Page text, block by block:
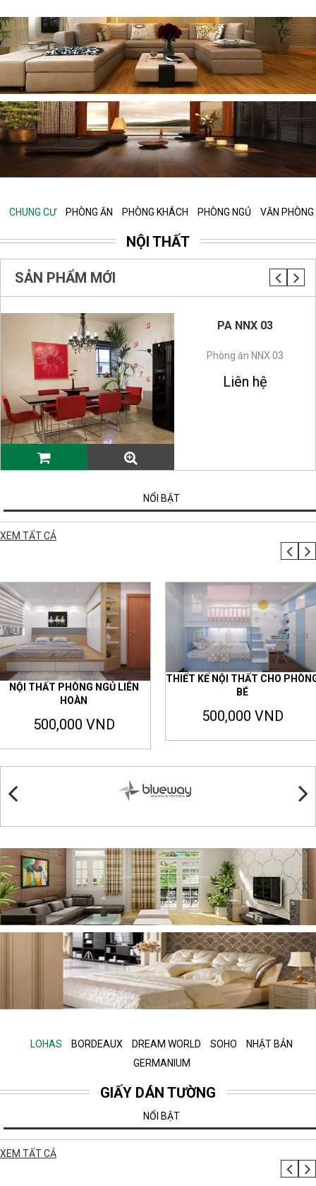
CHUNG CƯ PHÒNG ĂN PHÒNG KHÁCH PHÒNG NGỦ VĂN PHÒNG
NỘI THẤT
SẢN PHẨM MỚI
PA NNX 03
Phòng ăn NNX 03
Liên hệ
NỔI BẬT
XEM TẤT CẢ
NỘI THẤT PHÒNG NGỦ LIÊN
HOÀN
500,000 VND
THIẾT KẾ NỘI THẤT CHO
BÉ
500,000 VND
LOHAS BORDEAUX DREAM WORLD SOHO
NHẬT BẢN
GERMANIUM
GIẤY DÁN TƯỜNG
NỔI BẬT
XEM TẤT CẢ